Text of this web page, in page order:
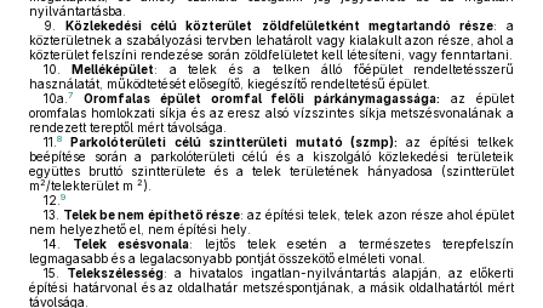
nyilvántartásba.
9.
Közlekedési célú közterület zöldfelületként megtartandó része: a
közterületnek a szabályozási tervben lehatárolt vagy kialakult azon része, ahol a
közterület felszíni rendezése során zöldfelületet kell létesíteni, vagy fenntartani.
10.
Melléképület: a telek és a telken álló főépület rendeltetésszerű
használatát, működtetését elősegítő, kiegészítő rendeltetésű épület.
10a. 7 Oromfalas épület oromfal felőli párkánymagassága:
az épület
oromfalas homlokzati síkja és az eresz alsó vízszintes síkja metszésvonalának a
rendezett tereptől mért távolsága.
11. 8 Parkolóterületi célú szintterületi mutató (szmp): az építési telkek
beépítése során a parkolóterületi célú és a kiszolgáló közlekedési területeik
együttes bruttó szintterülete és a telek területének hányadosa (szintterület
m2/telekterület m 2 ).
12. 9
13. Telek be nem építhető része: az építési telek, telek azon része ahol épület
nem helyezhető el, nem építési hely.
14.
Telek esésvonala: lejtős telek esetén a természetes terepfelszín
legmagasabb és a legalacsonyabb pontját összekötő elméleti vonal.
15.
Telekszélesség: a hivatalos ingatlan-nyilvántartás alapján, az előkerti
építési határvonal és az oldalhatár metszéspontjának, a másik oldalhatártól mért
távolsága.